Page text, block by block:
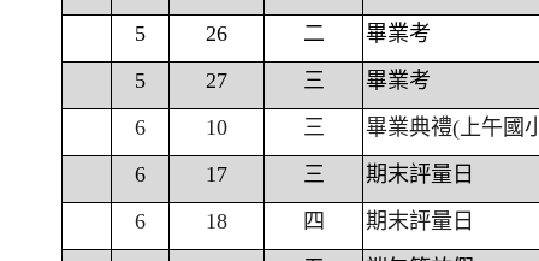
5
26 二
畢業考
5
27 三
畢業考
6
10 三
畢業典禮(上午國
6
17 三
期末評量日
6
18 四
期末評量日